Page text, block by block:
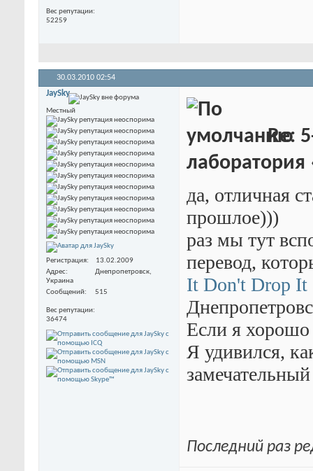
Вес репутации
52259
30.03.2010 02:54
JaySky
Местный
Регистрация
13.02.2009
Адрес
Днепропетровск,
Украина
Сообщений
515
Вес репутации
36474
Re:
да, отличная
прошлое)))
раз мы тут
перевод,
It Don't Drop It
Если я
Я удивился,
Последний раз